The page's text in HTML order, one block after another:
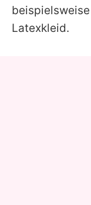
Latexkleid.